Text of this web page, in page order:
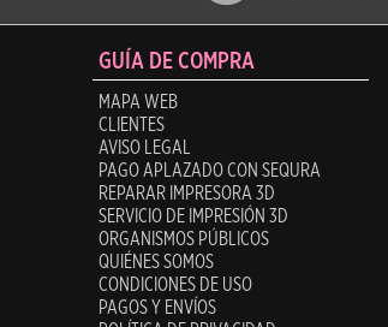
GUÍA DE COMPRA
MAPA WEB
CLIENTES
AVISO LEGAL
PAGO APLAZADO CON SEQURA
REPARAR IMPRESORA 3D
SERVICIO DE IMPRESIÓN 3D
ORGANISMOS PÚBLICOS
QUIÉNES SOMOS
CONDICIONES DE USO
PAGOS Y ENVÍOS